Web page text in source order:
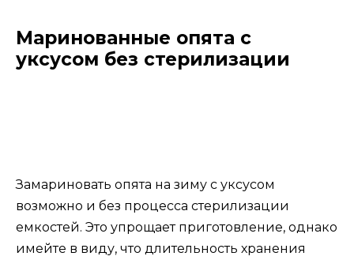
Маринованные опята с
уксусом без стерилизации
Замариновать опята на зиму с уксусом
возможно и без процесса стерилизации
емкостей. Это упрощает приготовление, однако
имейте в виду, что длительность хранения